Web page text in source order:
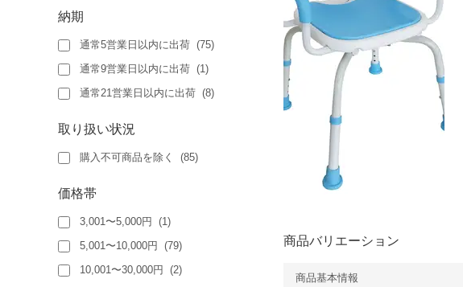
商品バリエーション
商品基本情報
納期
通常5営業日以内に出荷 (75)
通常9営業日以内に出荷 (1)
通常21営業日以内に出荷 (8)
取り扱い状況
購入不可商品を除く (85)
価格帯
3,001〜5,000円 (1)
5,001〜10,000円
(79)
10,001〜30,000円
(2)